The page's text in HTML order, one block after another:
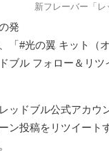
新フレーバー「
発
「#光の翼 キット（
ブル フォロー＆リ
ッドブル公式アカウ
ン投稿をリツイート